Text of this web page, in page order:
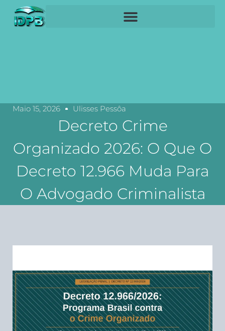
Maio 15, 2026 Ulisses Pessôa
Decreto Crime
Organizado 2026: O Que O
Decreto 12.966 Muda Para
O Advogado Criminalista